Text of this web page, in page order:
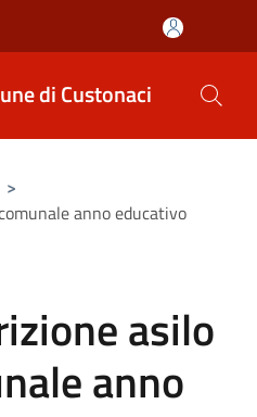
di Custonaci
>
anno educativo
asilo
anno